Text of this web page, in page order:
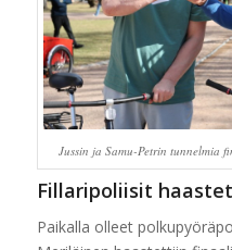
Jussin ja Samu-Petrin tunnelmia
Fillaripoliisit
Paikalla olleet